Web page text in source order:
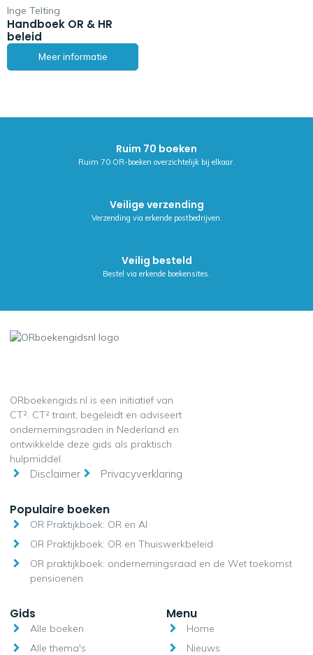
Inge Telting
Handboek OR & HR
beleid
Meer informatie
Ruim 70 boeken
Ruim 70 OR-boeken overzichtelijk bij elkaar.
Veilige verzending
Verzending via erkende postbedrijven.
Veilig besteld
Bestel via erkende boekensites.
ORboekengids.nl is een initiatief van
CT². CT² traint, begeleidt en adviseert
ondernemingsraden in Nederland en
ontwikkelde deze gids als praktisch
hulpmiddel.
Disclaimer Privacyverklaring
Populaire boeken
OR Praktijkboek: OR en AI
OR Praktijkboek: OR en Thuiswerkbeleid
OR praktijkboek: ondernemingsraad en de Wet toekomst
pensioenen
Gids
Alle boeken
Alle thema's
Menu
Home
Nieuws